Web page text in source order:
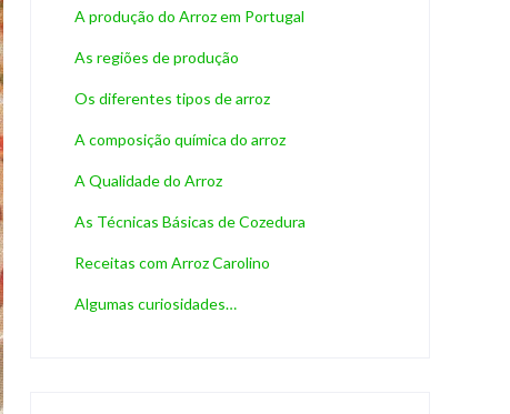
A produção do Arroz em Portugal
As regiões de produção
Os diferentes tipos de arroz
A composição química do arroz
A Qualidade do Arroz
As Técnicas Básicas de Cozedura
Receitas com Arroz Carolino
Algumas curiosidades…